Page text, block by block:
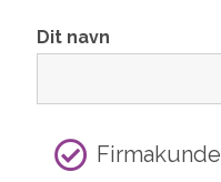
Dit navn
Firmakunde